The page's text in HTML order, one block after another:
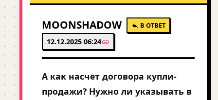
MOONSHADOW В ОТВЕТ
12.12.2025 06:24
А как насчет договора купли-
продажи? Нужно ли указывать в